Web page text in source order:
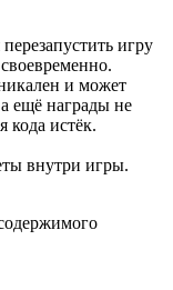
игру
и может
а ещё награды не
кода истёк.
внутри игры.